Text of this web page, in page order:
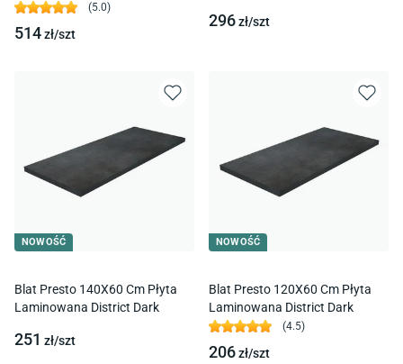
(5.0)
514zł/szt
296zł/szt
NOWOŚĆ
Blat Presto 140X60 Cm Płyta
Laminowana District Dark
251 zł/szt
NOWOŚĆ
Blat Presto 120X60 Cm Płyta
Laminowana District Dark
(4.5)
206zł/szt